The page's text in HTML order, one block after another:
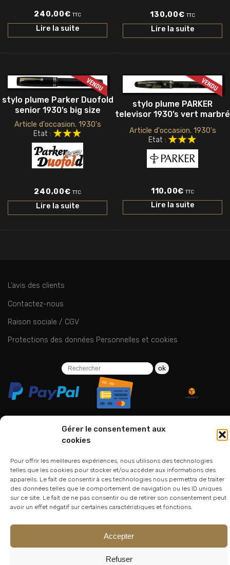
Gérer le consentement aux
cookies
Pour offrir les meilleures expériences, nous utilisons des technologies
telles que les cookies pour stocker et/ou accéder aux informations des
appareils. Le fait de consentir à ces technologies nous permettra de traiter
des données telles que le comportement de navigation ou les ID uniques
sur ce site. Le fait de ne pas consentir ou de retirer son consentement peut
avoir un effet négatif sur certaines caractéristiques et fonctions.
Accepter
Refuser
240,00€ TTC
Lire la suite
130,00€ TTC
Lire la suite
stylo plume Parker Duofold
senior 1930’s big size
Article d'occasion. 1930's
Etat :
240,00€ TTC
Lire la suite
stylo plume PARKER
televisor 1930’s vert marbré
Article d'occasion. 1930's
Etat :
110,00€ TTC
Lire la suite
L’avis des clients
Contactez-nous
Raison sociale / CGV
Protections des données Personnelles et cookies
ok
01 75 33 00 85
Atelier Lesoon |King Bee Std